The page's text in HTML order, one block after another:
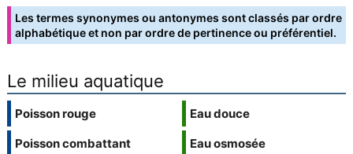
Les termes synonymes ou antonymes sont classés par ordre
alphabétique et non par ordre de pertinence ou préférentiel.
Le milieu aquatique
Poisson rouge
Poisson combattant
Eau douce
Eau osmosée